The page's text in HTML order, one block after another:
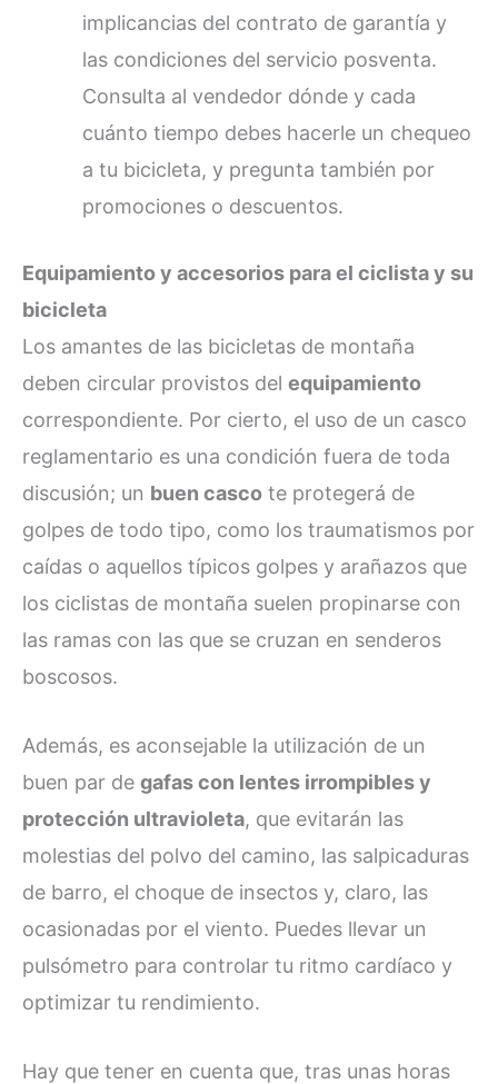
implicancias del contrato de garantía y
las condiciones del servicio posventa.
Consulta al vendedor dónde y cada
cuánto tiempo debes hacerle un chequeo
a tu bicicleta, y pregunta también por
promociones o descuentos.
Equipamiento y accesorios para el ciclista y su
bicicleta
Los amantes de las bicicletas de montaña
deben circular provistos del equipamiento
correspondiente. Por cierto, el uso de un casco
reglamentario es una condición fuera de toda
discusión; un buen casco te protegerá de
golpes de todo tipo, como los traumatismos por
caídas o aquellos típicos golpes y arañazos que
los ciclistas de montaña suelen propinarse con
las ramas con las que se cruzan en senderos
boscosos.
Además, es aconsejable la utilización de un
buen par de gafas con lentes irrompibles y
protección ultravioleta, que evitarán las
molestias del polvo del camino, las salpicaduras
de barro, el choque de insectos y, claro, las
ocasionadas por el viento. Puedes llevar un
pulsómetro para controlar tu ritmo cardíaco y
optimizar tu rendimiento.
Hay que tener en cuenta que, tras unas horas